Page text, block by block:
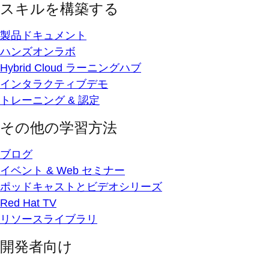
スキルを構築する
製品ドキュメント
ハンズオンラボ
Hybrid Cloud ラーニングハブ
インタラクティブデモ
トレーニング & 認定
その他の学習方法
ブログ
イベント & Web セミナー
ポッドキャストとビデオシリーズ
Red Hat TV
リソースライブラリ
開発者向け